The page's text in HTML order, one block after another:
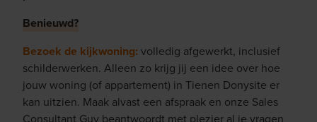
Benieuwd?
Bezoek de kijkwoning: volledig afgewerkt, inclusief
schilderwerken. Alleen zo krijg jij een idee over hoe
jouw woning (of appartement) in Tienen Donysite er
kan uitzien. Maak alvast een afspraak en onze Sales
Consultant Guy beantwoordt met plezier al je vragen